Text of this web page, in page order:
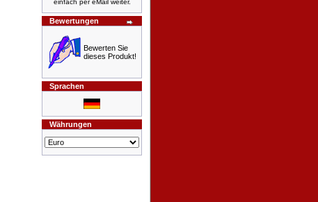
einfach per eMail weiter.
Bewertungen
Bewerten Sie
dieses Produkt!
Sprachen
Währungen